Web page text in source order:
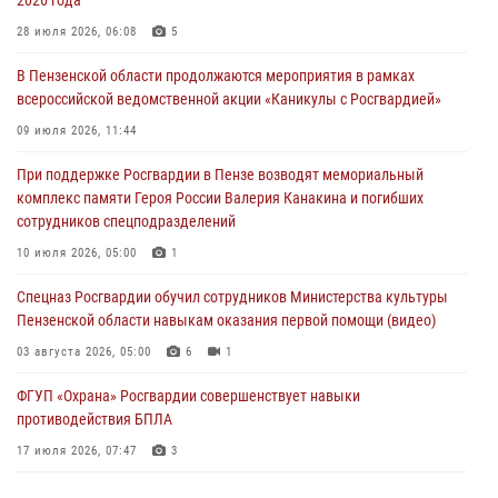
Росгвардия обеспечила безопасность праздничных мероприятий в
В Пензе сотрудники Росгвардии задержали мужчину, который
дома
03 августа 2026, 05:59
Росгвардейцы Пензенской области отмечают 35-летие дежурной
03 августа 2026, 05:15
28 июля 2026, 06:08 5
В Пензенской области продолжаются мероприятия в рамках
всероссийской ведомственной акции «Каникулы с Росгвардией»
09 июля 2026, 11:44
При поддержке Росгвардии в Пензе возводят мемориальный
комплекс памяти Героя России Валерия Канакина и погибших
сотрудников спецподразделений
10 июля 2026, 05:00 1
Спецназ Росгвардии обучил сотрудников Министерства культуры
Пензенской области навыкам оказания первой помощи (видео)
03 августа 2026, 05:00 6 1
ФГУП «Охрана» Росгвардии совершенствует навыки
противодействия БПЛА
17 июля 2026, 07:47 3